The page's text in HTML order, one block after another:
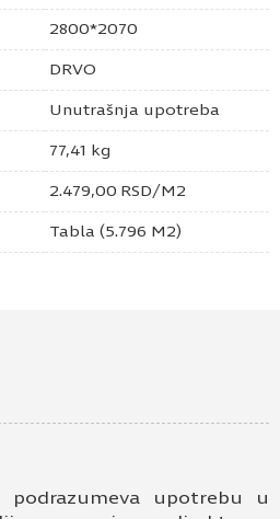
2800*2070
DRVO
Unutrašnja upotreba
77,41 kg
2.479,00 RSD/M2
Tabla (5.796 M2)
podrazumeva upotrebu u